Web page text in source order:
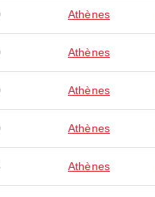
Athènes
Athènes
Athènes
Athènes
Athènes